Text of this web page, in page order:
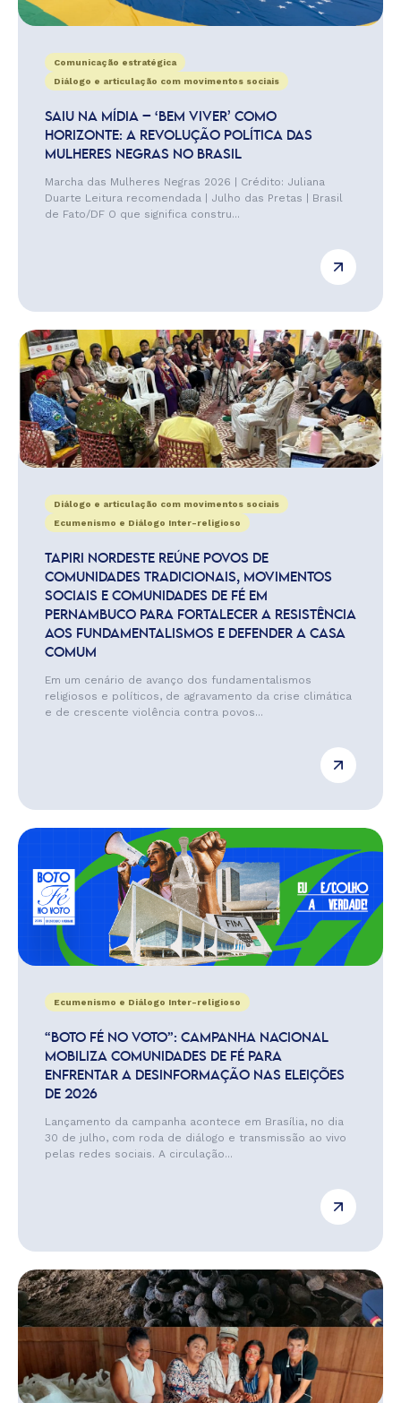
Comunicação estratégica
Diálogo e articulação com movimentos sociais
SAIU NA MÍDIA – ‘BEM VIVER’ COMO
HORIZONTE: A REVOLUÇÃO POLÍTICA DAS
MULHERES NEGRAS NO BRASIL
Marcha das Mulheres Negras 2026 | Crédito: Juliana
Duarte Leitura recomendada | Julho das Pretas | Brasil
de Fato/DF O que significa constru...
Diálogo e articulação com movimentos sociais
Ecumenismo e Diálogo Inter-religioso
TAPIRI NORDESTE REÚNE POVOS DE
COMUNIDADES TRADICIONAIS, MOVIMENTOS
SOCIAIS E COMUNIDADES DE FÉ EM
PERNAMBUCO PARA FORTALECER A RESISTÊNCIA
AOS FUNDAMENTALISMOS E DEFENDER A CASA
COMUM
Em um cenário de avanço dos fundamentalismos
religiosos e políticos, de agravamento da crise climática
e de crescente violência contra povos...
Ecumenismo e Diálogo Inter-religioso
“BOTO FÉ NO VOTO”: CAMPANHA NACIONAL
MOBILIZA COMUNIDADES DE FÉ PARA
ENFRENTAR A DESINFORMAÇÃO NAS ELEIÇÕES
DE 2026
Lançamento da campanha acontece em Brasília, no dia
30 de julho, com roda de diálogo e transmissão ao vivo
pelas redes sociais. A circulação...